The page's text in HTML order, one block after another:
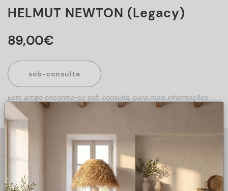
HELMUT NEWTON (Legacy)
89,00€
sob-consulta
Este artigo encontra-se sob consulta, para mais informações
sobre o artigo, preencha o formulário abaixo.